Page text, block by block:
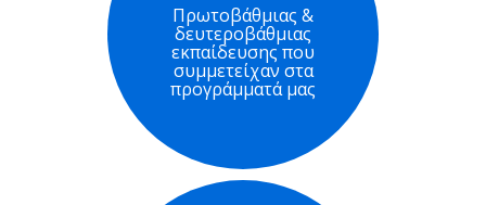
Πρωτοβάθμιας &
δευτεροβάθμιας
εκπαίδευσης που
συμμετείχαν στα
προγράμματά μας